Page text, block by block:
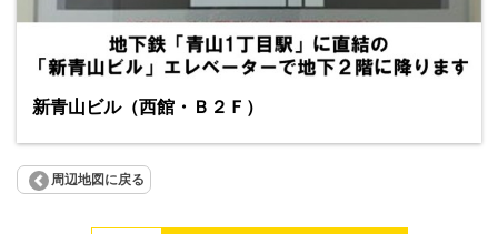
新青山ビル（西館・Ｂ２Ｆ）
周辺地図に戻る